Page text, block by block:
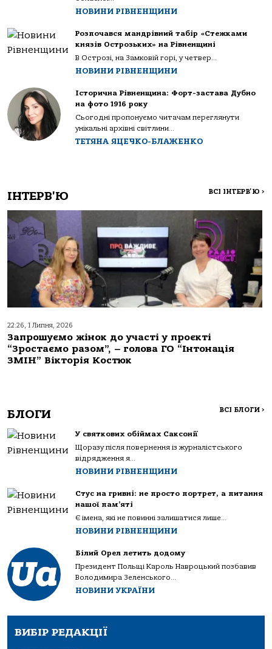
НОВИНИ РІВНЕНЩИНИ
Розпочався мандрівний табір «Стежками
князів Острозьких» на Рівненщині
В Острозі, на Замковій горі, у четвер...
НОВИНИ РІВНЕНЩИНИ
Історична Рівненщина: Форт-застава Дубно
на фото 1916 року
Сьогодні пропонуємо читачам переглянути
унікальні архівні світлини...
ТЕТЯНА ЯЦЕЧКО-БЛАЖЕНКО
ІНТЕРВ'Ю ВСІ ІНТЕРВ'Ю >
22:26, 1 Липня, 2026
Запрошуємо жінок до участі у проєкті
“Зростаємо разом”, – голова ГО “Інтонація
ЗМІН” Вікторія Костюк
БЛОГИ ВСІ БЛОГИ >
У святкових обіймах Саксонії
Щоразу після повернення із журналістського
відрядження я...
НОВИНИ РІВНЕНЩИНИ
Стус на гривні: не просто портрет, а питання
нашої пам’яті
Є імена, які не повинні залишатися лише...
НОВИНИ РІВНЕНЩИНИ
Білий Орел летить додому
Президент Польщі Кароль Навроцький позбавив
Володимира Зеленського...
НОВИНИ УКРАЇНИ
ВИБІР РЕДАКЦІЇ